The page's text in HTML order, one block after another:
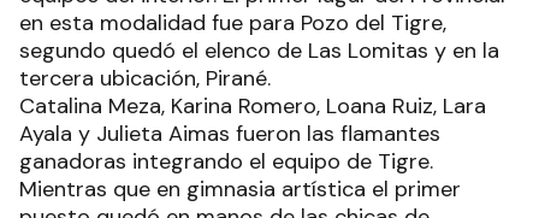
en esta modalidad fue para Pozo del Tigre,
segundo quedó el elenco de Las Lomitas y en la
tercera ubicación, Pirané.
Catalina Meza, Karina Romero, Loana Ruiz, Lara
Ayala y Julieta Aimas fueron las flamantes
ganadoras integrando el equipo de Tigre.
Mientras que en gimnasia artística el primer